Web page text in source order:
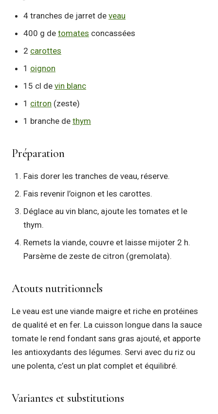
4 tranches de jarret de veau
400 g de tomates concassées
2 carottes
1 oignon
15 cl de vin blanc
1 citron (zeste)
1 branche de thym
Préparation
Fais dorer les tranches de veau, réserve.
Fais revenir l’oignon et les carottes.
Déglace au vin blanc, ajoute les tomates et le
thym.
Remets la viande, couvre et laisse mijoter 2 h.
Parsème de zeste de citron (gremolata).
Atouts nutritionnels
Le veau est une viande maigre et riche en protéines
de qualité et en fer. La cuisson longue dans la sauce
tomate le rend fondant sans gras ajouté, et apporte
les antioxydants des légumes. Servi avec du riz ou
une polenta, c’est un plat complet et équilibré.
Variantes et substitutions